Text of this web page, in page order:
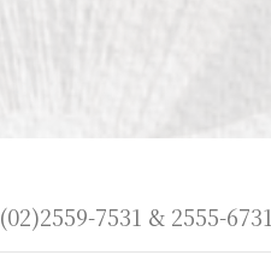
(02)2559-7531 & 2555-6731